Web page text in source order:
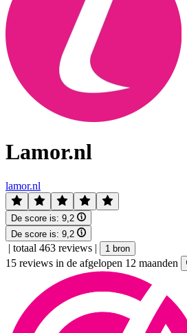
Lamor.nl
lamor.nl
De score is: 9,2
De score is: 9,2
| totaal 463 reviews | 1 bron
15 reviews in de afgelopen 12 maanden